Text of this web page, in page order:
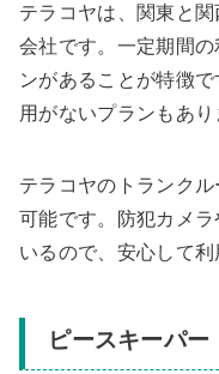
テラコヤは、関東と
会社です。一定期間
ンがあることが特徴
用がないプランもあり
テラコヤのトランク
可能です。防犯カメ
いるので、安心して利
ピースキーパー